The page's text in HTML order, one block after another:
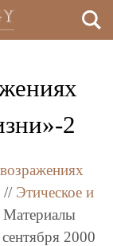
2
// Этическое и
Материалы
2000